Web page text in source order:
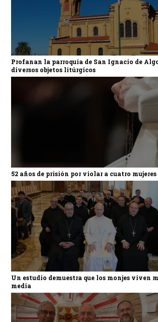
Profanan la parroquia de San Ignacio de
diversos objetos litúrgicos
52 años de prisión por violar a cuatro mujeres
Un estudio demuestra que los monjes viven
media